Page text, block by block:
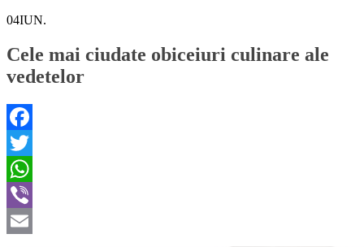
04IUN.
Cele mai ciudate obiceiuri culinare ale
vedetelor
Facebook
Twitter
WhatsApp
Viber